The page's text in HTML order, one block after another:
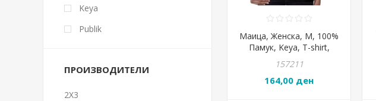
Маица, Женска, M, 100%
Памук, Keya, T-shirt,
WCS150, 47*63*17цм,
Црна
157211
164,00 ден
Keya
Publik
ПРОИЗВОДИТЕЛИ
2X3